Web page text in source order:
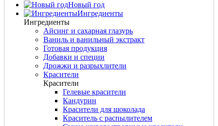
Новый год
Ингредиенты
Ингредиенты
Айсинг и сахарная глазурь
Ваниль и ванильный экстракт
Готовая продукция
Добавки и специи
Дрожжи и разрыхлители
Красители
Красители
Гелевые красители
Кандурин
Красители для шоколада
Краситель с распылителем